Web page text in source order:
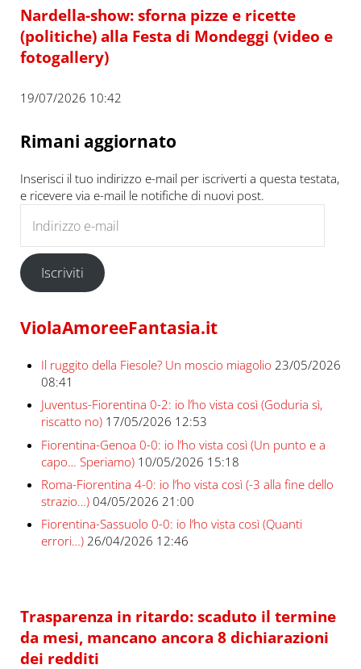
Nardella-show: sforna pizze e ricette
(politiche) alla Festa di Mondeggi (video e
fotogallery)
19/07/2026 10:42
Rimani aggiornato
Inserisci il tuo indirizzo e-mail per iscriverti a questa testata,
e ricevere via e-mail le notifiche di nuovi post.
Iscriviti
ViolaAmoreeFantasia.it
Il ruggito della Fiesole? Un moscio miagolio 23/05/2026
08:41
Juventus-Fiorentina 0-2: io l’ho vista così (Goduria sì,
riscatto no) 17/05/2026 12:53
Fiorentina-Genoa 0-0: io l’ho vista così (Un punto e a
capo… Speriamo) 10/05/2026 15:18
Roma-Fiorentina 4-0: io l’ho vista così (-3 alla fine dello
strazio…) 04/05/2026 21:00
Fiorentina-Sassuolo 0-0: io l’ho vista così (Quanti
errori…) 26/04/2026 12:46
Trasparenza in ritardo: scaduto il termine
da mesi, mancano ancora 8 dichiarazioni
dei redditi